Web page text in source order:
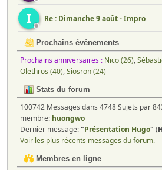
I Re : Dimanche 9 août - Impro
Prochains événements
Prochains anniversaires : Nico (26),
Olethros (40),Siosron (24)
Stats du forum
100742 Messages dans 4748 Sujets par
membre: huongwo
Dernier message:"Présentation Hugo" (
Voir les plus récents messages du forum.
Membres en ligne